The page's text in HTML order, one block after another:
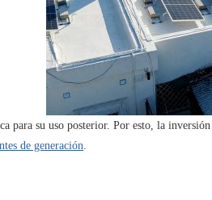
para su uso posterior. Por esto, la inversión
de generación.